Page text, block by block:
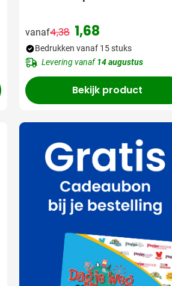
vanaf
Normale prijs
4,38 1,68
Bedrukken vanaf 15 stuks
Levering vanaf14 augustus
Bekijk product